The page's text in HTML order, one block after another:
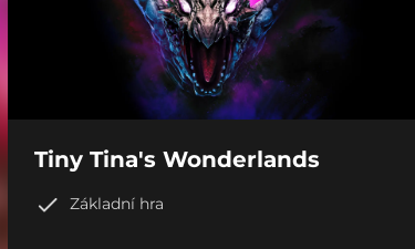
Tiny Tina's Wonderlands
Základní hra